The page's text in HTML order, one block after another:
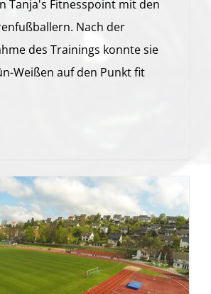
Tanja's Fitnesspoint mit den
Nach der
des Trainings konnte sie
Weißen auf den Punkt fit